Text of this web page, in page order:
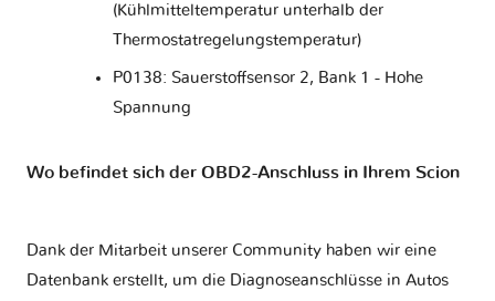
(Kühlmitteltemperatur unterhalb der
Thermostatregelungstemperatur)
P0138: Sauerstoffsensor 2, Bank 1 - Hohe
Spannung
Wo befindet sich der OBD2-Anschluss in Ihrem Scion
Dank der Mitarbeit unserer Community haben wir eine
Datenbank erstellt, um die Diagnoseanschlüsse in Autos